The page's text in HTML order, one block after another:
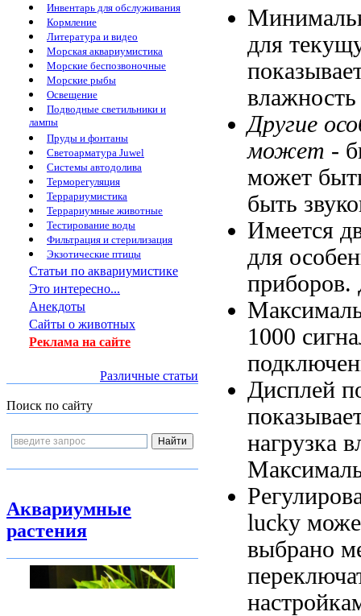
Инвентарь для обслуживания
Кормление
Литература и видео
Морская аквариумистика
Морские беспозвоночные
Морские рыбы
Освещение
Подводные светильники и
лампы
Пруды и фонтаны
Светоарматура Juwel
Системы автодолива
Терморегуляция
Террариумистика
Террариумные животные
Тестирование воды
Фильтрация и стерилизация
Экзотические птицы
Статьи по аквариумистике
Это интересно...
Анекдоты
Сайты о животных
Реклама на сайте
Различные статьи
Поиск по сайту
Аквариумные
растения
для
Другие
может -
может
быть
Имеется
для
приборов.
1000
Дисплей
нагрузка
lucky
выбрано